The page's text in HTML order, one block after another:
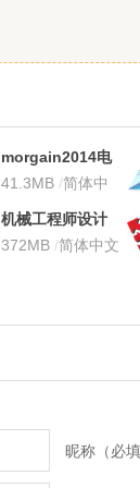
morgain2014电
脑版
41.3MB /简体中
文
机械工程师设计
手册电子版
372MB /简体中文
昵称（必填